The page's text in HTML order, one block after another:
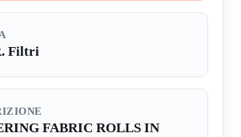
Filtri
FABRIC ROLLS IN